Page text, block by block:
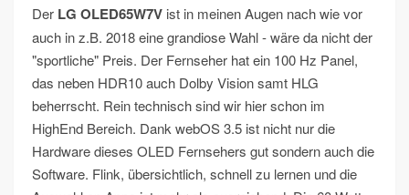
Der LG OLED65W7V ist in meinen Augen nach wie vor
auch in z.B. 2018 eine grandiose Wahl - wäre da nicht der
"sportliche" Preis. Der Fernseher hat ein 100 Hz Panel,
das neben HDR10 auch Dolby Vision samt HLG
beherrscht. Rein technisch sind wir hier schon im
HighEnd Bereich. Dank webOS 3.5 ist nicht nur die
Hardware dieses OLED Fernsehers gut sondern auch die
Software. Flink, übersichtlich, schnell zu lernen und die